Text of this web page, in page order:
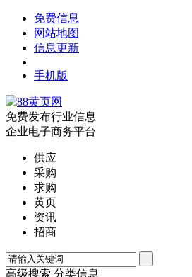
免费信息
网站地图
信息更新
手机版
免费发布行业信息
企业电子商务平台
供应
采购
求购
黄页
资讯
招商
高级搜索 分类信息